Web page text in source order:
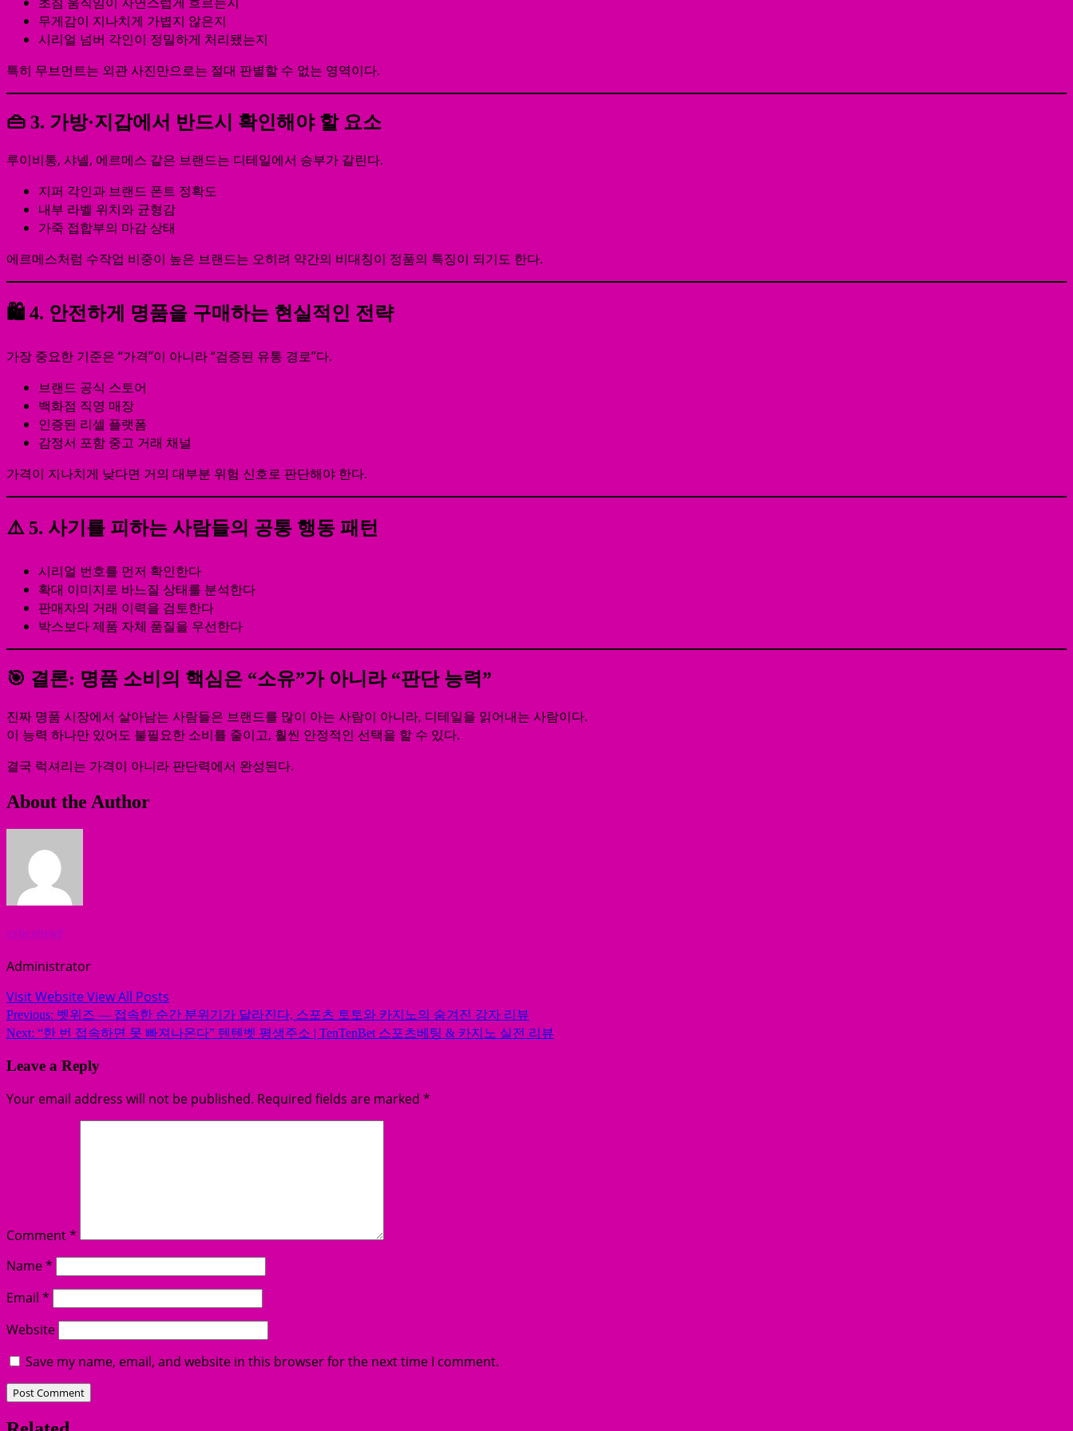
무게감이 지나치게 가볍지 않은지
시리얼 넘버 각인이 정밀하게 처리됐는지
특히 무브먼트는 외관 사진만으로는 절대 판별할 수 없는 영역이다.
👜 3. 가방·지갑에서 반드시 확인해야 할 요소
루이비통, 샤넬, 에르메스 같은 브랜드는 디테일에서 승부가 갈린다.
지퍼 각인과 브랜드 폰트 정확도
내부 라벨 위치와 균형감
가죽 접합부의 마감 상태
에르메스처럼 수작업 비중이 높은 브랜드는 오히려 약간의 비대칭이 정품의 특징이 되기도 한다.
🛍️ 4. 안전하게 명품을 구매하는 현실적인 전략
가장 중요한 기준은 “가격”이 아니라 “검증된 유통 경로”다.
브랜드 공식 스토어
백화점 직영 매장
인증된 리셀 플랫폼
감정서 포함 중고 거래 채널
가격이 지나치게 낮다면 거의 대부분 위험 신호로 판단해야 한다.
⚠️ 5. 사기를 피하는 사람들의 공통 행동 패턴
시리얼 번호를 먼저 확인한다
확대 이미지로 바느질 상태를 분석한다
판매자의 거래 이력을 검토한다
박스보다 제품 자체 품질을 우선한다
🎯 결론: 명품 소비의 핵심은 “소유”가 아니라 “판단 능력”
진짜 명품 시장에서 살아남는 사람들은 브랜드를 많이 아는 사람이 아니라, 디테일을 읽어내는 사람이다.
이 능력 하나만 있어도 불필요한 소비를 줄이고, 훨씬 안정적인 선택을 할 수 있다.
결국 럭셔리는 가격이 아니라 판단력에서 완성된다.
About the Author
cyberbrief
Administrator
Visit WebsiteView All Posts
Post
navigation
Previous: 벳위즈 — 접속한 순간 분위기가 달라진다, 스포츠 토토와 카지노의 숨겨진 강자 리뷰
Next: “한 번 접속하면 못 빠져나온다” 텐텐벳 평생주소 | TenTenBet 스포츠베팅 & 카지노 실전 리뷰
Leave a Reply
Your email address will not be published. Required fields are marked *
Comment*
Name*
Email *
Website
Save my name, email, and website in this browser for the next time I comment.